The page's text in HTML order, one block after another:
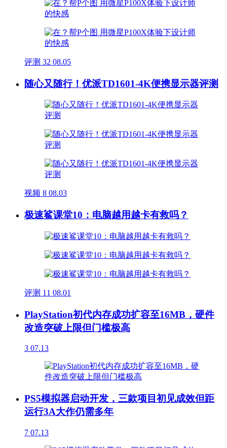
评测 32 08.05
随心又随行！优派TD1601-4K便携显示器评测
视频 8 08.03
极速鲨课堂10：电脑越用越卡有救吗？
评测 11 08.01
PlayStation初代内存成功扩容至16MB，硬件
改造突破上限但门槛极高
3 07.13
PS5模拟器启动开发，三款项目初见成效但距
运行3A大作仍需多年
7 07.13